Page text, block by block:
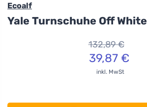
Ecoalf
Yale Turnschuhe Off White
132,89 €
39,87 €
inkl. MwSt